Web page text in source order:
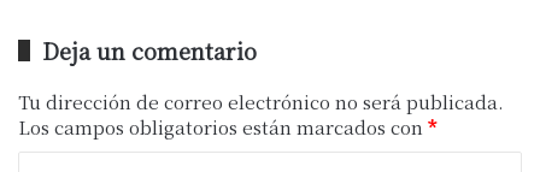
estamos un 5% arriba de 2019 en
promedio”, concluyó.
Fuente: Delsector.com
Deja un comentario
Tu dirección de correo electrónico no será publicada.
Los campos obligatorios están marcados con *